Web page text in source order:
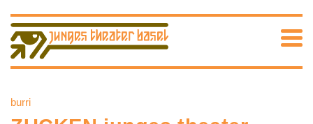
burri